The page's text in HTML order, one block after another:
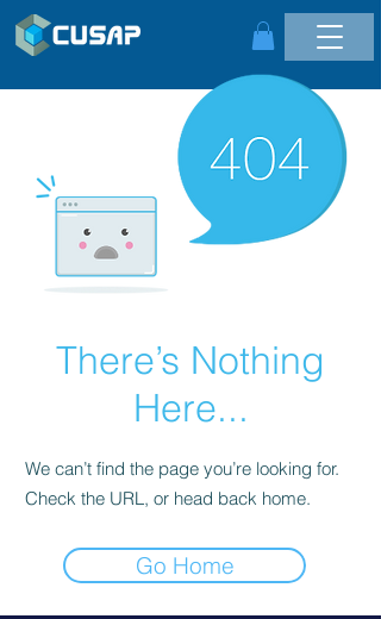
There’s Nothing
Here...
We can’t find the page you’re looking for.
Check the URL, or head back home.
Go Home